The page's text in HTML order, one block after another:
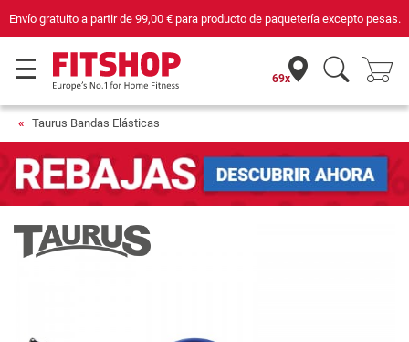
Envío gratuito a partir de 99,00 €para producto de paquetería excepto pesas.
69x
Taurus Bandas Elásticas